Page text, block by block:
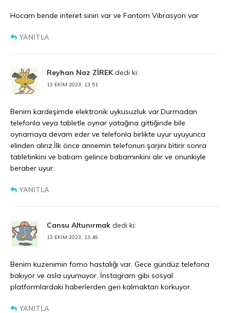
Hocam bende interet siniri var ve Fantom Vibrasyon var
YANITLA
Reyhan Naz ZİREK dedi ki:
13 EKIM 2023, 13:51
Benim kardeşimde elektronik uykusuzluk var.Durmadan
telefonla veya tabletle oynar yatağına gittiğinde bile
oynamaya devam eder ve telefonla birlikte uyur uyuyunca
elinden alırız.İlk önce annemin telefonun şarjını bitirir sonra
tabletinkini ve babam gelince babamınkini alır ve onunkiyle
beraber uyur.
YANITLA
Cansu Altunırmak dedi ki:
13 EKIM 2023, 13:49
Benim kuzenimin fomo hastalığı var. Gece gündüz telefona
bakıyor ve asla uyumuyor. İnstagram gibi sosyal
platformlardaki haberlerden geri kalmaktan korkuyor.
YANITLA